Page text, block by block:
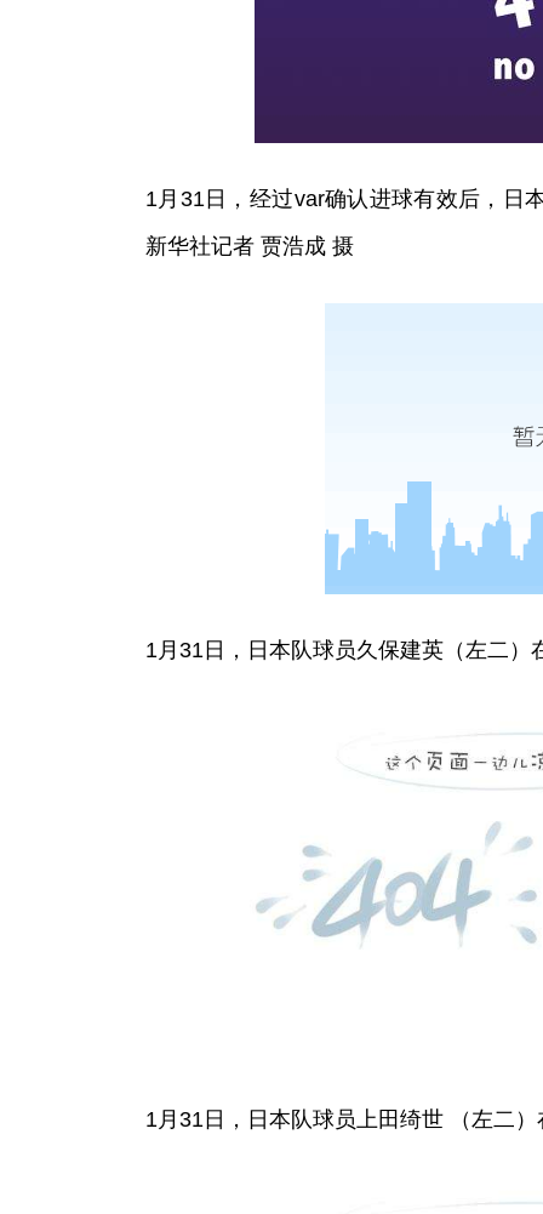
1月31日，经过var确认进球有效后，日
新华社记者 贾浩成 摄
1月31日，日本队球员久保建英（左二
1月31日，日本队球员上田绮世 （左二